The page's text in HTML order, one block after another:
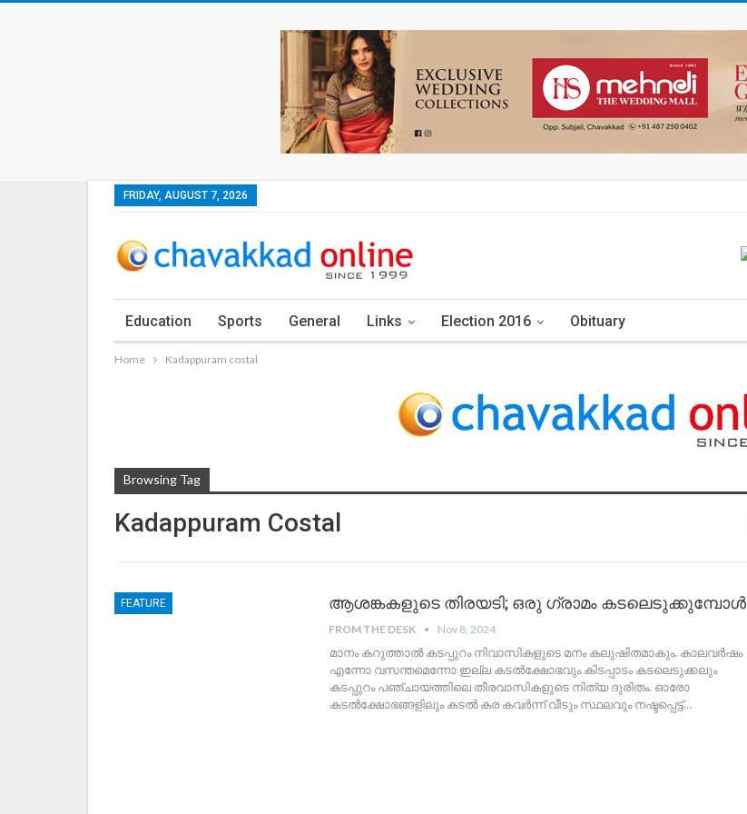
FRIDAY, AUGUST 7, 2026
Education Sports General Links Election 2016 Obituary
Home Kadappuram costal
Browsing Tag
Kadappuram Costal
FEATURE ആശങ്കകളുടെ തിരയടി; ഒരു ഗ്രാമം കടലെടുക്കുമ്പോൾ
FROM THE DESK Nov 8, 2024
മാനം കറുത്താൽ കടപ്പുറം നിവാസികളുടെ മനം കലുഷിതമാകും. കാലവർഷം
എന്നോ വസന്തമെന്നോ ഇല്ല കടൽക്ഷോഭവും കിടപ്പാടം കടലെടുക്കലും
കടപ്പുറം പഞ്ചായത്തിലെ തീരവാസികളുടെ നിത്യ ദുരിതം. ഓരോ
കടൽക്ഷോഭങ്ങളിലും കടൽ കര കവർന്ന് വീടും സ്ഥലവും നഷ്ടപ്പെട്ട്…